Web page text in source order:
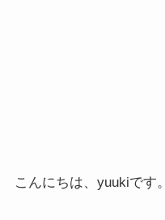
こんにちは、yuukiです。